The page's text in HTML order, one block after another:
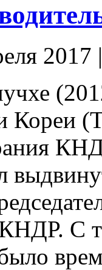
2017
Кореи
С
было